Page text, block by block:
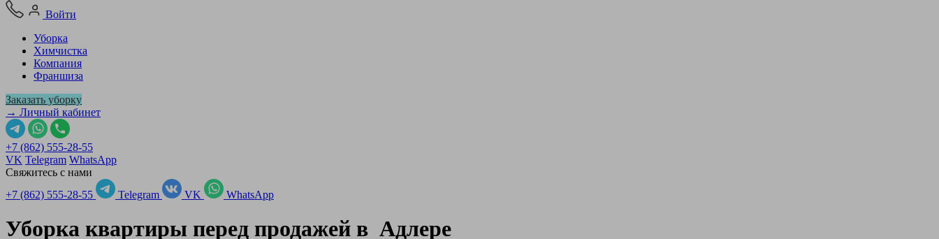
Войти
Уборка
Химчистка
Компания
Франшиза
Заказать уборку
→ Личный кабинет
+7 (862) 555-28-55
VK Telegram WhatsApp
Свяжитесь с нами
+7 (862) 555-28-55
Telegram VK WhatsApp
Уборка квартиры перед продажей в Адлере